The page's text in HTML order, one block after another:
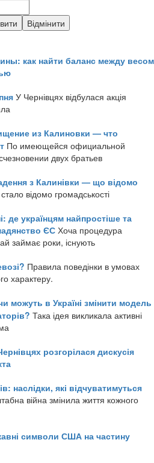
как найти баланс между весом
У Чернівцях відбулася акція
из Калиновки — что
По имеющейся официальной
двух братьев
з Калинівки — що відомо
відомо громадськості
де українцям найпростіше та
ЄС Хоча процедура
займає роки, існують
Правила поведінки в умовах
характеру.
можуть в Україні змінити модель
Така ідея викликала активні
розгорілася дискусія
наслідки, які відчуватимуться
війна змінила життя кожного
символи США на частину